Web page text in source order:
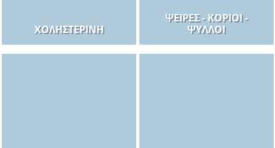
ΧΟΛΗΣΤΕΡΊΝΗ
ΨΕΊΡΕΣ - ΚΟΡΙΟΊ -
ΨΎΛΛΟΙ